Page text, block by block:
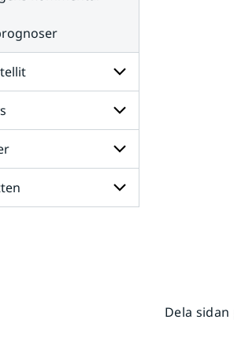
Undersidor
för
Radar
och
satellit
Undersidor
för
Väder
till
havs
Undersidor
för
Dela sidan